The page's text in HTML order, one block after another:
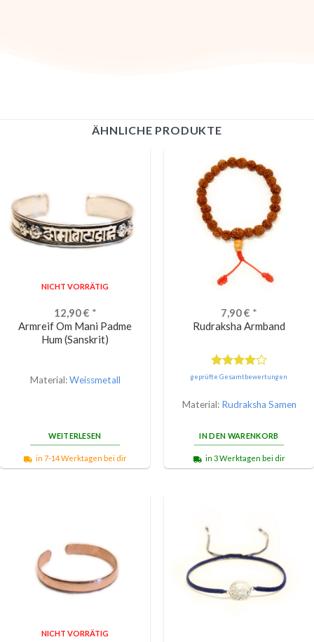
ÄHNLICHE PRODUKTE
NICHT VORRÄTIG
12,90€ *
Armreif Om Mani Padme
Hum (Sanskrit)
Material:Weissmetall
WEITERLESEN
in 7-14 Werktagen bei dir
7,90€ *
Rudraksha Armband
Bewertet
von 5
geprüfte Gesamtbewertungen
Material: Rudraksha Samen
IN DEN WARENKORB
in 3 Werktagen bei dir
NICHT VORRÄTIG